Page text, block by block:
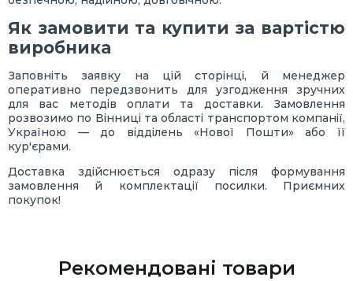
Як замовити та купити за вартістю
виробника
Заповніть заявку на цій сторінці, й менеджер
оперативно передзвонить для узгодження зручних
для вас методів оплати та доставки. Замовлення
розвозимо по Вінниці та області транспортом компанії,
Україною — до відділень «Нової Пошти» або її
кур'єрами.
Доставка здійснюється одразу після формування
замовлення й комплектації посилки. Приємних
покупок!
Рекомендовані товари